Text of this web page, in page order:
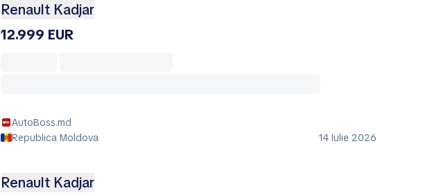
Renault Kadjar
12.999 EUR
AutoBoss.md
Republica Moldova
14 Iulie 2026
Renault Kadjar